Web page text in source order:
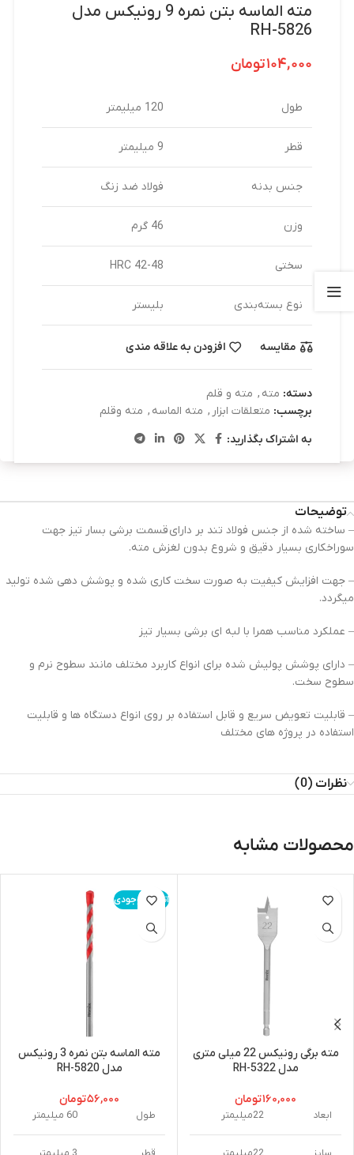
مته الماسه بتن نمره 9 رونیکس مدل
RH-5826
۱۰۴,۰۰۰تومان
طول 120 میلیمتر
قطر 9 میلیمتر
جنس بدنه فولاد ضد زنگ
وزن 46 گرم
سختی 42-48 HRC
نوع بسته‌بندی بلیستر
مقایسه افزودن به علاقه مندی
دسته: مته , مته و قلم
برچسب: متعلقات ابزار , مته الماسه , مته وقلم
به اشتراک بگذارید:
توضیحات
– ساخته شده از جنس فولاد تند بر دارای قسمت برشی بسار تیز جهت
سوراخکاری بسیار دقیق و شروع بدون لغزش مته.
– جهت افزایش کیفیت به صورت سخت کاری شده و پوشش دهی شده تولید
میگردد.
– عملکرد مناسب همرا با لبه ای برشی بسیار تیز
– دارای پوشش پولیش شده برای انواع کاربرد مختلف مانند سطوح نرم و
سطوح سخت.
– قابلیت تعویض سریع و قابل استفاده بر روی انواع دستگاه ها و قابلیت
استفاده در پروژه های مختلف
نظرات (0)
محصولات مشابه
مته برگی رونیکس 22 میلی متری
مدل RH-5322
۱۶۰,۰۰۰تومان
ابعاد 22میلیمتر
اتمام موجودی
مته الماسه بتن نمره 3 رونیکس
مدل RH-5820
۵۶,۰۰۰تومان
طول 60 میلیمتر